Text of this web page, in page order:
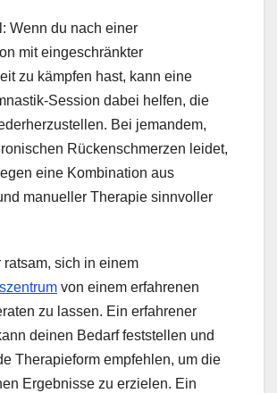
Wenn du nach einer
mit eingeschränkter
zu kämpfen hast, kann eine
Session dabei helfen, die
Bei jemandem,
Rückenschmerzen leidet,
eine Kombination aus
manueller Therapie sinnvoller
ratsam, sich in einem
von einem erfahrenen
zu lassen. Ein erfahrener
deinen Bedarf feststellen und
Therapieform empfehlen, um die
Ergebnisse zu erzielen. Ein